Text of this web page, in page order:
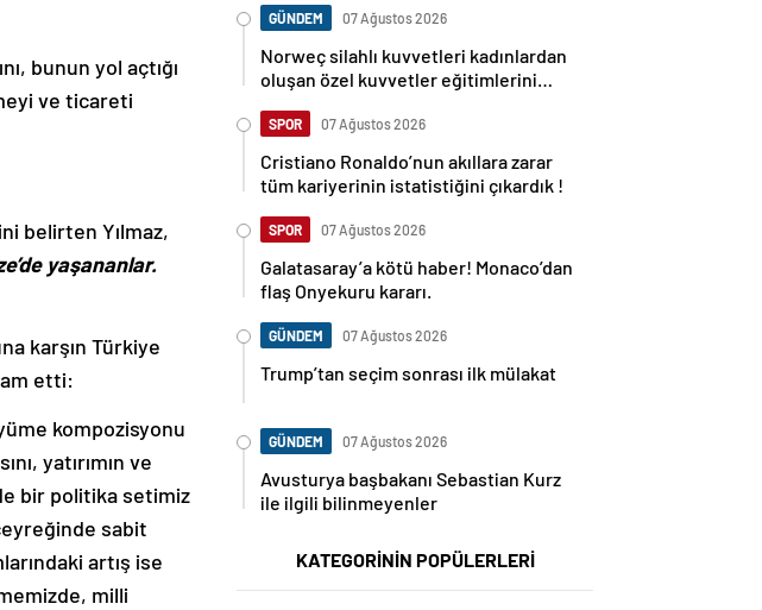
bunun yol açtığı
ve ticareti
belirten Yılmaz,
yaşananlar.
karşın Türkiye
etti:
kompozisyonu
yatırımın ve
bir politika setimiz
sabit
artış ise
milli
GÜNDEM 07 Ağustos 2026
Norweç silahlı kuvvetleri kadınlardan
oluşan özel kuvvetler eğitimlerini
SPOR 07 Ağustos 2026
Cristiano Ronaldo’nun akıllara zarar
tüm kariyerinin istatistiğini çıkardık !
SPOR 07 Ağustos 2026
Galatasaray’a kötü haber! Monaco’dan
flaş Onyekuru kararı.
GÜNDEM 07 Ağustos 2026
Trump’tan seçim sonrası ilk mülakat
GÜNDEM 07 Ağustos 2026
Avusturya başbakanı Sebastian Kurz
ile ilgili bilinmeyenler
KATEGORİNİN POPÜLERLERİ